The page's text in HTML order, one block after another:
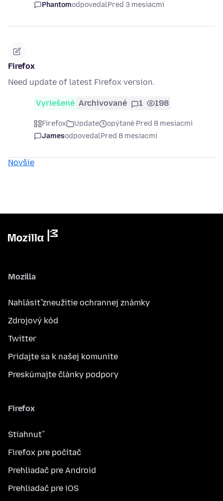
PhantomodpovedalPred 3 mesiacmi
Firefox
Need update of latest Firefox version.
Vyriešené Archivované 1 198
Firefox Update
opýtané Pred 8 mesiacmi
JamesodpovedalPred 8 mesiacmi
Novšie
Mozilla
Nahlásiť zneužitie ochrannej známky
Zdrojový kód
Twitter
Pridajte sa k našej komunite
Preskúmajte články podpory
Firefox
Stiahnuť
Firefox pre počítač
Prehliadač pre Android
Prehliadač pre iOS